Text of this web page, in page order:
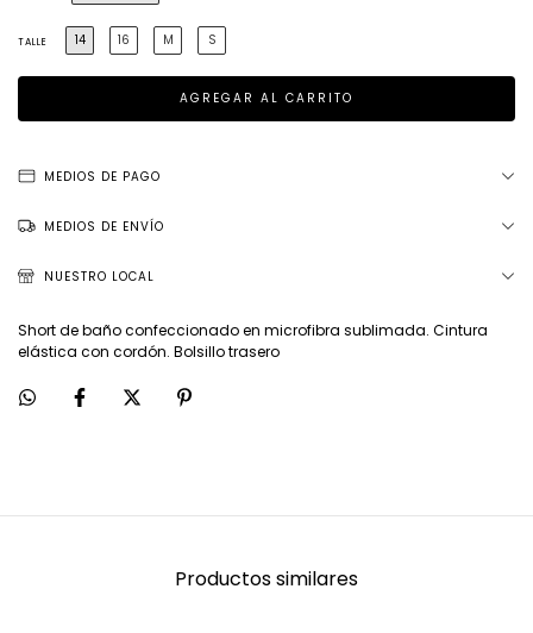
TALLE 14 16 M S
MEDIOS DE PAGO
MEDIOS DE ENVÍO
NUESTRO LOCAL
Short de baño confeccionado en microfibra sublimada. Cintura
elástica con cordón. Bolsillo trasero
Productos similares